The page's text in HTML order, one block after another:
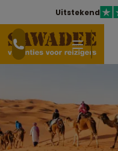
Uitstekend